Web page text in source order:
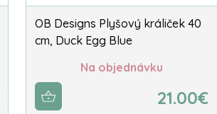
OB Designs Plyšový králiček 40
cm, Duck Egg Blue
Na objednávku
21.00€